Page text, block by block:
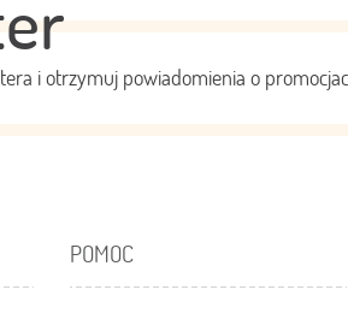
i otrzymuj powiadomienia o
POMOC